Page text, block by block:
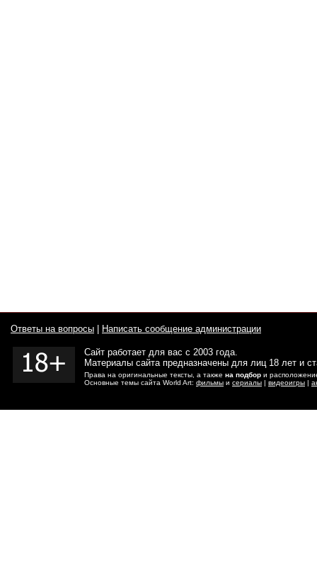
Ответы на вопросы Написать сообщение администрации
Сайт работает для вас с 2003 года.
Материалы сайта предназначены для лиц 18 лет и
Права на оригинальные тексты, а также на подбор и
Основные темы сайта World Art: фильмы и сериалы | видеоигры |